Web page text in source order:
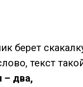
берет
текст
– два,